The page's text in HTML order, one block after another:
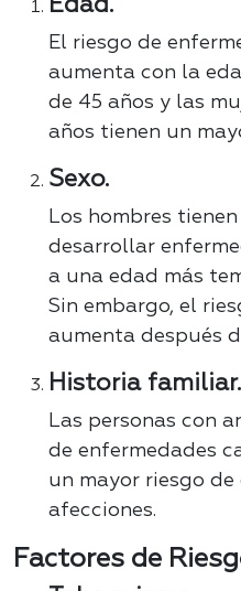
Edad.
El riesgo de
aumenta con la
de 45 años y las
años tienen un
Sexo.
Los hombres
desarrollar
a una edad más
Sin embargo, el
aumenta después
Historia familiar.
Las personas con
de enfermedades
un mayor riesgo
afecciones.
Factores de